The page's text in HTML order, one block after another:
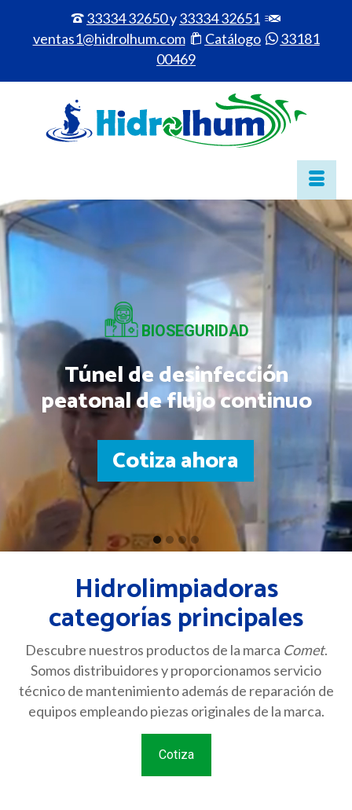
33334 32650y33334 32651
ventas1@hidrolhum.com
Catálogo
33181
00469
Túnel de desinfección
peatonal de flujo continuo
BIOSEGURIDAD
Cotiza ahora
Go
slide
Go
slide
Go
slide
3
Go
slide
Hidrolimpiadoras
categorías principales
Descubre nuestros productos de la marca Comet.
Somos distribuidores y proporcionamos servicio
técnico de mantenimiento además de reparación de
equipos empleando piezas originales de la marca.
Cotiza